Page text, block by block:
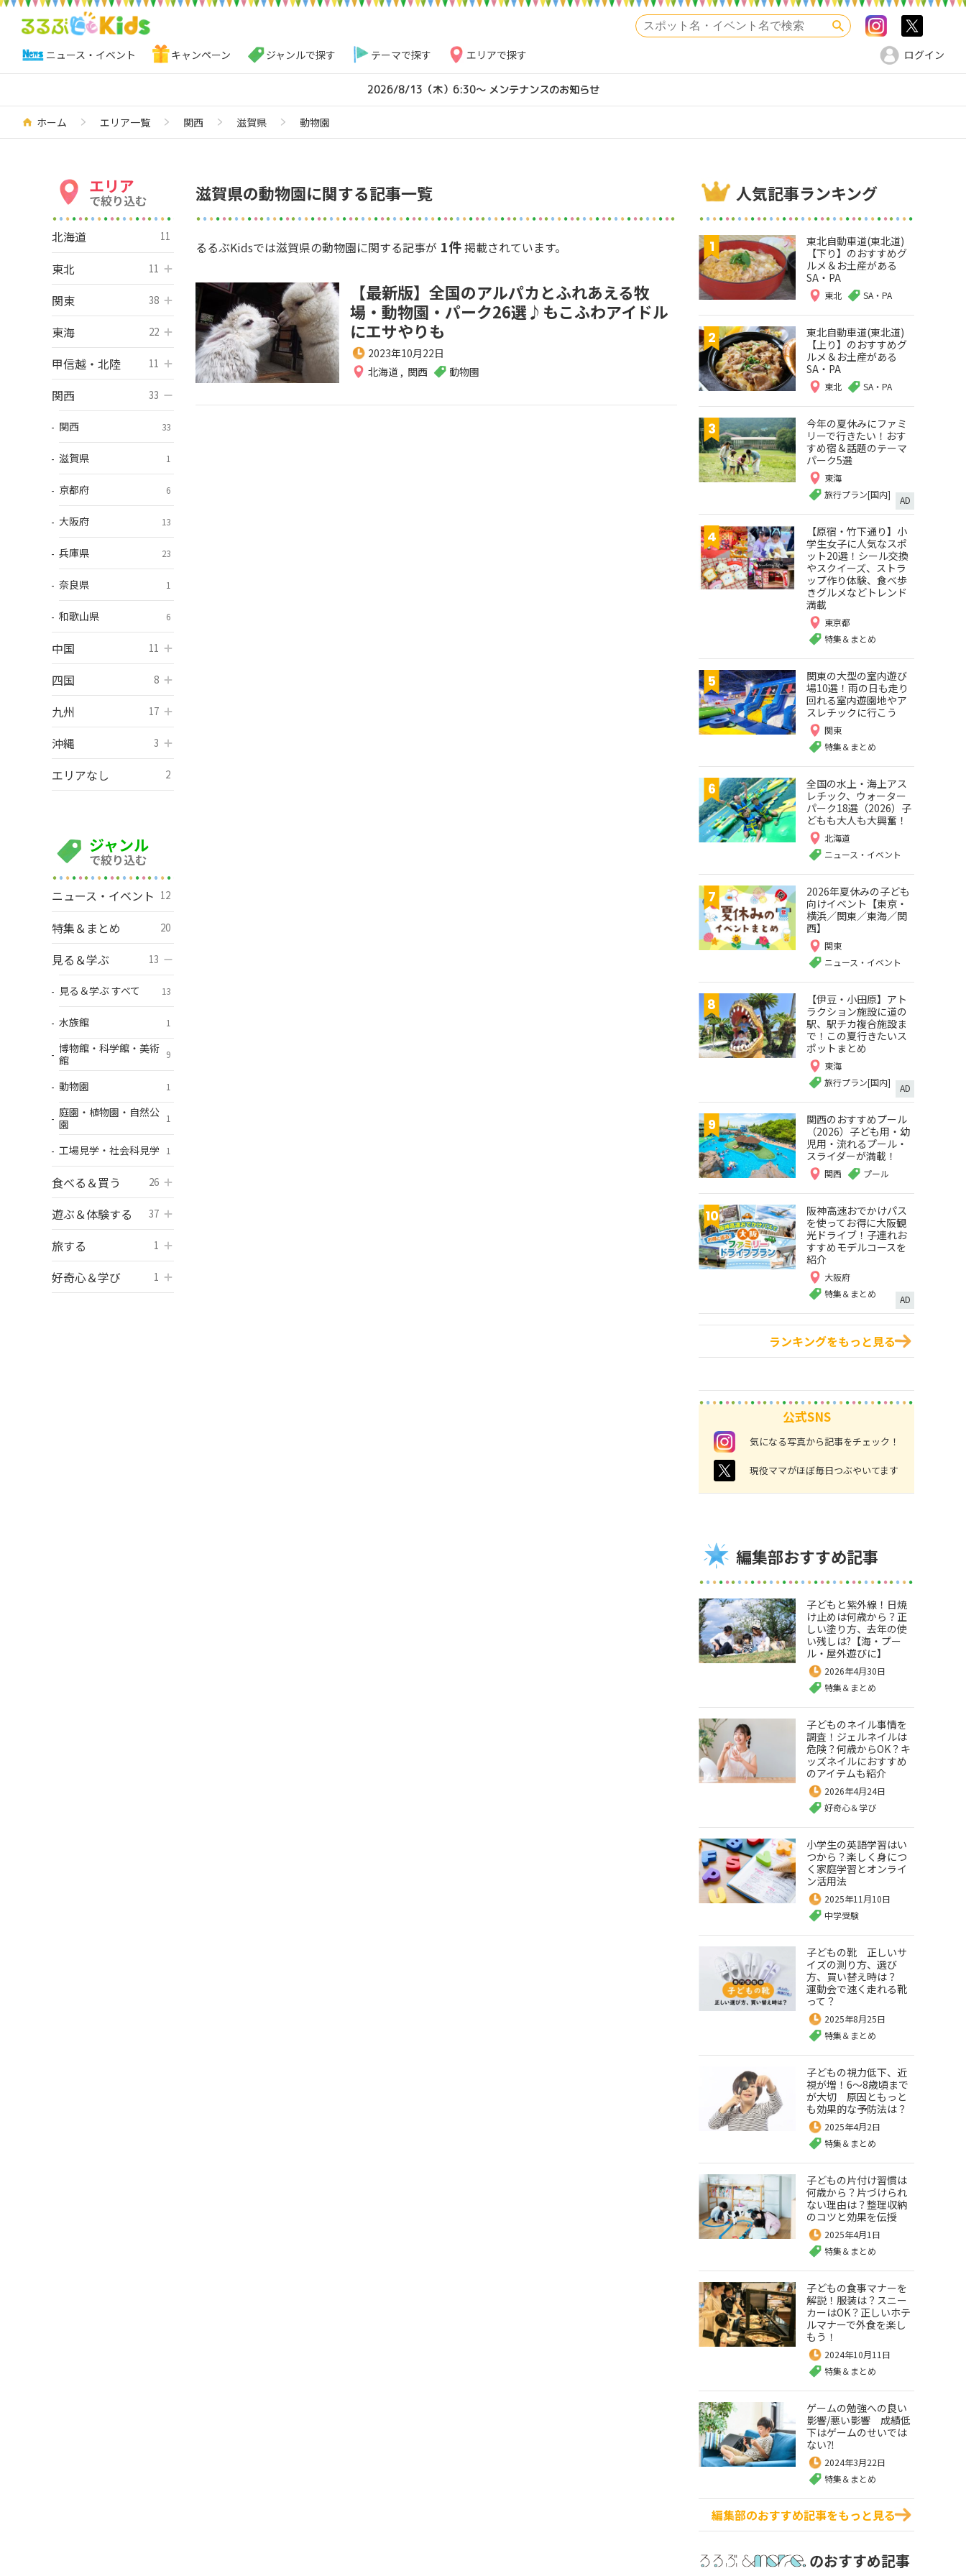
検索 Instagram
ニュース・イベント キャンペーン ジャンルで探す テーマで探す エリアで探す ログイン
2026/8/13（木）6:30～ メンテナンスのお知らせ
ホーム エリア一覧 関西 滋賀県 動物園
エリア
で絞り込む
北海道 11
東北 11
関東
38
開く
東海
22
開く
甲信越・北陸
11
開く
関西
33
関西 33
滋賀県 1
京都府 6
大阪府 13
兵庫県 23
奈良県 1
和歌山県 6
中国 11
四国
8
九州
17
沖縄
3
エリアなし
2
ジャンル
で絞り込む
ニュース・イベント 12
特集＆まとめ 20
見る＆学ぶ 13
見る＆学ぶ すべて 13
水族館 1
博物館・科学館・美術
館
9
動物園 1
庭園・植物園・自然公
園
1
工場見学・社会科見学 1
食べる＆買う 26
遊ぶ＆体験する
37
旅する
1
好奇心＆学び
1
滋賀県の動物園に関する記事一覧
るるぶKidsでは滋賀県の動物園に関する記事が 1件掲載されています。
【最新版】全国のアルパカとふれあえる牧
場・動物園・パーク26選♪もこふわアイドル
にエサやりも
2023年10月22日
北海道 , 関西 動物園
人気記事ランキング
東北自動車道(東北道)
【下り】のおすすめグ
ルメ＆お土産がある
SA・PA
東北 SA・PA
東北自動車道(東北道)
【上り】のおすすめグ
ルメ＆お土産がある
SA・PA
東北 SA・PA
今年の夏休みにファミ
リーで行きたい！おす
すめ宿＆話題のテーマ
パーク5選
東海
旅行プラン[国内]
AD
【原宿・竹下通り】小
学生女子に人気なスポ
ット20選！シール交換
やスクイーズ、ストラ
ップ作り体験、食べ歩
きグルメなどトレンド
満載
東京都
特集＆まとめ
関東の大型の室内遊び
場10選！雨の日も走り
回れる室内遊園地やア
スレチックに行こう
関東
特集＆まとめ
全国の水上・海上アス
レチック、ウォーター
パーク18選（2026）子
どもも大人も大興奮！
北海道
ニュース・イベント
2026年夏休みの子ども
向けイベント【東京・
横浜／関東／東海／関
西】
関東
ニュース・イベント
【伊豆・小田原】アト
ラクション施設に道の
駅、駅チカ複合施設ま
で！この夏行きたいス
ポットまとめ
東海
旅行プラン[国内]
AD
関西のおすすめプール
（2026）子ども用・幼
児用・流れるプール・
スライダーが満載！
関西 プール
阪神高速おでかけパス
を使ってお得に大阪観
光ドライブ！子連れお
すすめモデルコースを
紹介
大阪府
特集＆まとめ
AD
ランキングをもっと見る
公式SNS
instagram 気になる写真から記事をチェック！
twitter 現役ママがほぼ毎日つぶやいてます
編集部おすすめ記事
子どもと紫外線！日焼
け止めは何歳から？正
しい塗り方、去年の使
い残しは?【海・プー
ル・屋外遊びに】
2026年4月30日
特集＆まとめ
子どものネイル事情を
調査！ジェルネイルは
危険？何歳からOK？キ
ッズネイルにおすすめ
のアイテムも紹介
2026年4月24日
好奇心＆学び
小学生の英語学習はい
つから？楽しく身につ
く家庭学習とオンライ
ン活用法
2025年11月10日
中学受験
子どもの靴 正しいサ
イズの測り方、選び
方、買い替え時は？
運動会で速く走れる靴
って？
2025年8月25日
特集＆まとめ
子どもの視力低下、近
視が増！6～8歳頃まで
が大切 原因ともっと
も効果的な予防法は？
2025年4月2日
特集＆まとめ
子どもの片付け習慣は
何歳から？片づけられ
ない理由は？整理収納
のコツと効果を伝授
2025年4月1日
特集＆まとめ
子どもの食事マナーを
解説！服装は？スニー
カーはOK？正しいホテ
ルマナーで外食を楽し
もう！
2024年10月11日
特集＆まとめ
ゲームの勉強への良い
影響/悪い影響 成績低
下はゲームのせいでは
ない⁈
2024年3月22日
特集＆まとめ
編集部のおすすめ記事をもっと見る
のおすすめ記事